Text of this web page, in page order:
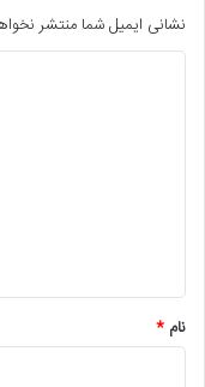
نشانی ایمیل شما منتشر
نام *